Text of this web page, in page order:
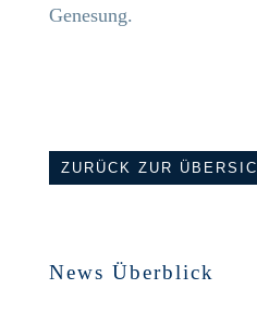
Genesung.
ZURÜCK ZUR
News Überblick